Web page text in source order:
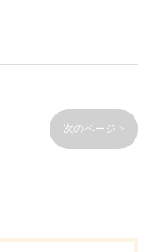
次のページ >